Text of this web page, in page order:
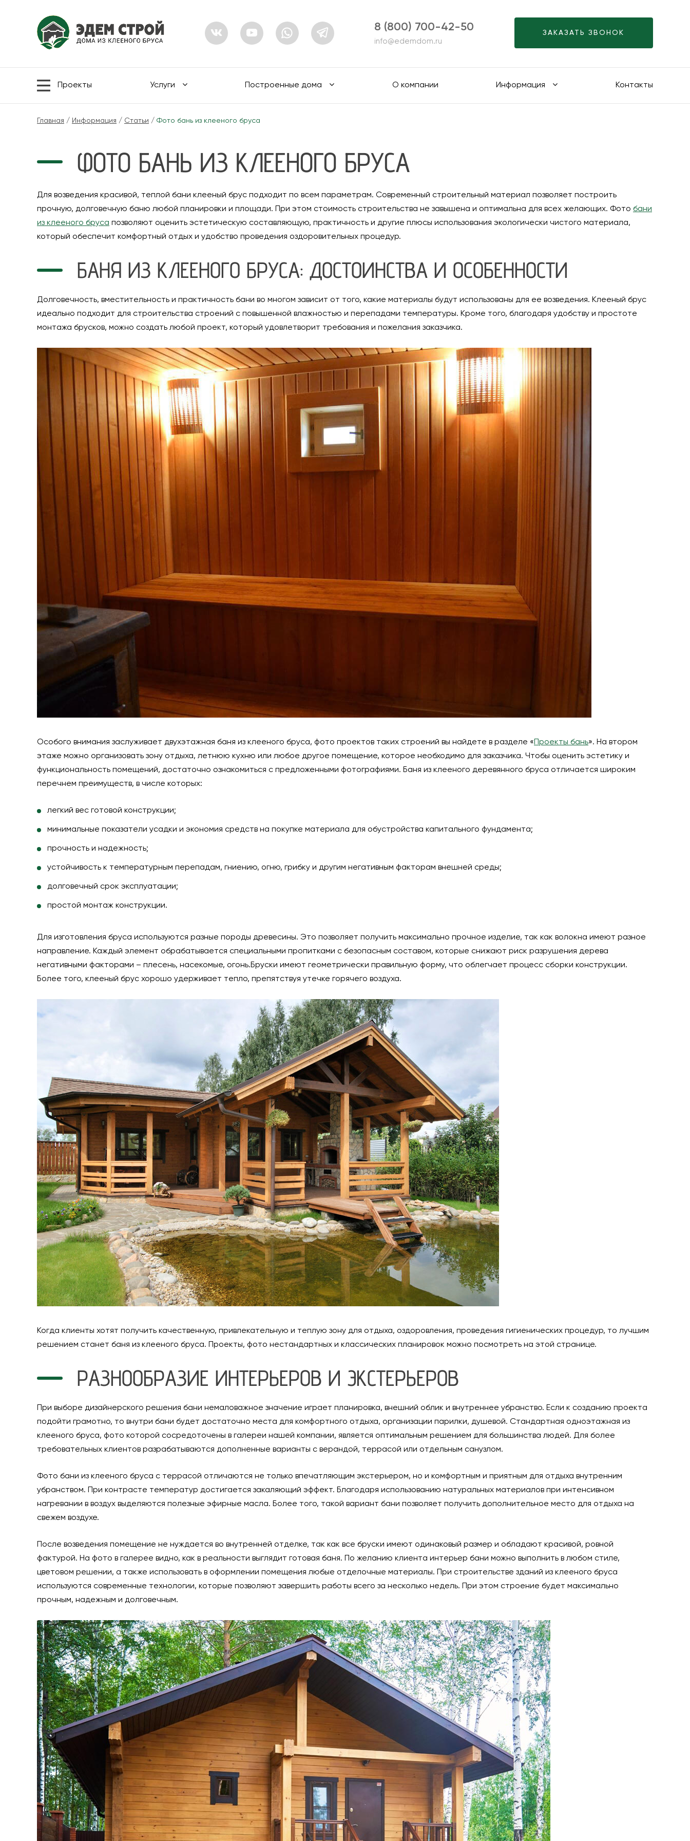
8 (800) 700-42-50
info@edemdom.ru
ЗАКАЗАТЬ ЗВОНОК
Проекты Услуги Построенные дома О компании Информация Контакты
Главная / Информация / Статьи / Фото бань из клееного бруса
ФОТО БАНЬ ИЗ КЛЕЕНОГО БРУСА
Для возведения красивой, теплой бани клееный брус подходит по всем параметрам. Современный строительный материал позволяет построить
прочную, долговечную баню любой планировки и площади. При этом стоимость строительства не завышена и оптимальна для всех желающих. Фото бани
из клееного бруса позволяют оценить эстетическую составляющую, практичность и другие плюсы использования экологически чистого материала,
который обеспечит комфортный отдых и удобство проведения оздоровительных процедур.
БАНЯ ИЗ КЛЕЕНОГО БРУСА: ДОСТОИНСТВА И ОСОБЕННОСТИ
Долговечность, вместительность и практичность бани во многом зависит от того, какие материалы будут использованы для ее возведения. Клееный брус
идеально подходит для строительства строений с повышенной влажностью и перепадами температуры. Кроме того, благодаря удобству и простоте
монтажа брусков, можно создать любой проект, который удовлетворит требования и пожелания заказчика.
Особого внимания заслуживает двухэтажная баня из клееного бруса, фото проектов таких строений вы найдете в разделе « Проекты бань». На втором
этаже можно организовать зону отдыха, летнюю кухню или любое другое помещение, которое необходимо для заказчика. Чтобы оценить эстетику и
функциональность помещений, достаточно ознакомиться с предложенными фотографиями. Баня из клееного деревянного бруса отличается широким
перечнем преимуществ, в числе которых:
легкий вес готовой конструкции;
минимальные показатели усадки и экономия средств на покупке материала для обустройства капитального фундамента;
прочность и надежность;
устойчивость к температурным перепадам, гниению, огню, грибку и другим негативным факторам внешней среды;
долговечный срок эксплуатации;
простой монтаж конструкции.
Для изготовления бруса используются разные породы древесины. Это позволяет получить максимально прочное изделие, так как волокна имеют разное
направление. Каждый элемент обрабатывается специальными пропитками с безопасным составом, которые снижают риск разрушения дерева
негативными факторами – плесень, насекомые, огонь.Бруски имеют геометрически правильную форму, что облегчает процесс сборки конструкции.
Более того, клееный брус хорошо удерживает тепло, препятствуя утечке горячего воздуха.
Когда клиенты хотят получить качественную, привлекательную и теплую зону для отдыха, оздоровления, проведения гигиенических процедур, то лучшим
решением станет баня из клееного бруса. Проекты, фото нестандартных и классических планировок можно посмотреть на этой странице.
РАЗНООБРАЗИЕ ИНТЕРЬЕРОВ И ЭКСТЕРЬЕРОВ
При выборе дизайнерского решения бани немаловажное значение играет планировка, внешний облик и внутреннее убранство. Если к созданию проекта
подойти грамотно, то внутри бани будет достаточно места для комфортного отдыха, организации парилки, душевой. Стандартная одноэтажная из
клееного бруса, фото которой сосредоточены в галереи нашей компании, является оптимальным решением для большинства людей. Для более
требовательных клиентов разрабатываются дополненные варианты с верандой, террасой или отдельным санузлом.
Фото бани из клееного бруса с террасой отличаются не только впечатляющим экстерьером, но и комфортным и приятным для отдыха внутренним
убранством. При контрасте температур достигается закаляющий эффект. Благодаря использованию натуральных материалов при интенсивном
нагревании в воздух выделяются полезные эфирные масла. Более того, такой вариант бани позволяет получить дополнительное место для отдыха на
свежем воздухе.
После возведения помещение не нуждается во внутренней отделке, так как все бруски имеют одинаковый размер и обладают красивой, ровной
фактурой. На фото в галерее видно, как в реальности выглядит готовая баня. По желанию клиента интерьер бани можно выполнить в любом стиле,
цветовом решении, а также использовать в оформлении помещения любые отделочные материалы. При строительстве зданий из клееного бруса
используются современные технологии, которые позволяют завершить работы всего за несколько недель. При этом строение будет максимально
прочным, надежным и долговечным.